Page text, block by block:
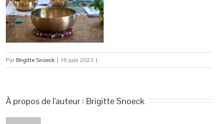
Par Brigitte Snoeck | 16 juin 2023 |
À propos de l'auteur : Brigitte Snoeck